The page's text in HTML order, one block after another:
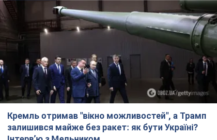
Кремль отримав "вікно можливостей", а Трамп
залишився майже без ракет: як бути Україні?
Інтерв’ю з Мельником
Думка, що в Росії закінчаться балістичні ракети, вкрай
небезпечна, наголосив експерт
8 годин тому 32,7 т.
Україна має домовленості на щомісячну
поставку ракет до Patriot від США: Зеленський
розкрив подробиці